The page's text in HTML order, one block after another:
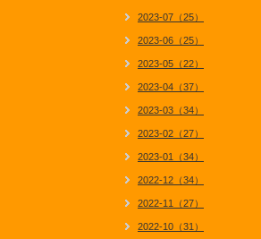
2023-07（25）
2023-06（25）
2023-05（22）
2023-04（37）
2023-03（34）
2023-02（27）
2023-01（34）
2022-12（34）
2022-11（27）
2022-10（31）